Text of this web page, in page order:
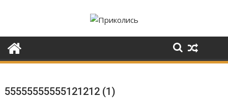
55555555555121212 (1)